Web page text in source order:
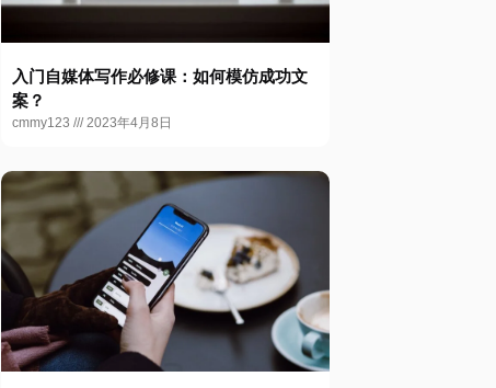
入门自媒体写作必修课：如何模仿成功文
案？
cmmy123 2023年4月8日